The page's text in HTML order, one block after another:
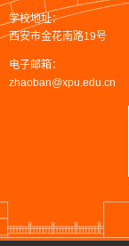
学校地址：
西安市金花南路19号
电子邮箱：
zhaoban@xpu.edu.cn